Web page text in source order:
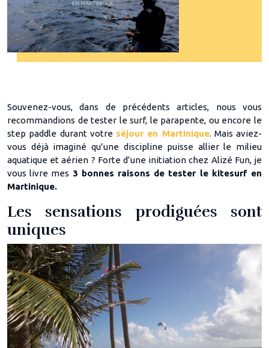
Souvenez-vous, dans de précédents articles, nous vous
recommandions de tester le surf, le parapente, ou encore le
step paddle durant votre séjour en Martinique. Mais aviez-
vous déjà imaginé qu’une discipline puisse allier le milieu
aquatique et aérien ? Forte d’une initiation chez Alizé Fun, je
vous livre mes 3 bonnes raisons de tester le kitesurf en
Martinique.
Les sensations prodiguées sont
uniques